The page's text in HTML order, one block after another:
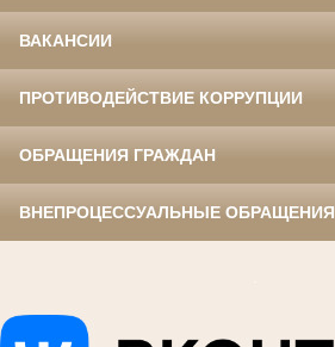
ВАКАНСИИ
ПРОТИВОДЕЙСТВИЕ КОРРУПЦИИ
ОБРАЩЕНИЯ ГРАЖДАН
ВНЕПРОЦЕССУАЛЬНЫЕ ОБРАЩЕНИЯ